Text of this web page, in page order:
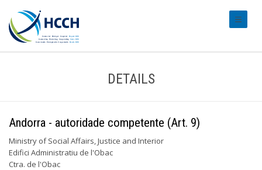
DETAILS
Andorra - autoridade competente (Art. 9)
Ministry of Social Affairs, Justice and Interior
Edifici Administratiu de l'Obac
Ctra. de l'Obac